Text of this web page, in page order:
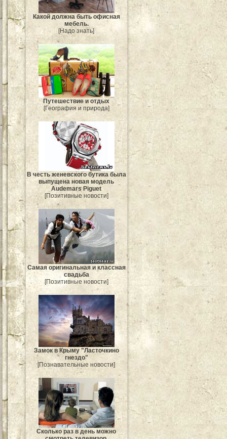
Какой должна быть офисная
мебель.
[Надо знать]
Путешествие и отдых
[География и природа]
В честь женевского бутика была
выпущена новая модель
Audemars Piguet
[Позитивные новости]
Самая оригинальная и классная
свадьба
[Позитивные новости]
Замок в Крыму "Ласточкино
гнездо"
[Познавательные новости]
Сколько раз в день можно